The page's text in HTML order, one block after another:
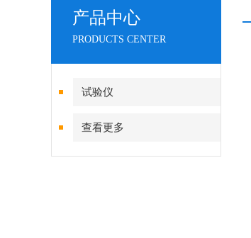
产品中心
PRODUCTS CENTER
试验仪
查看更多